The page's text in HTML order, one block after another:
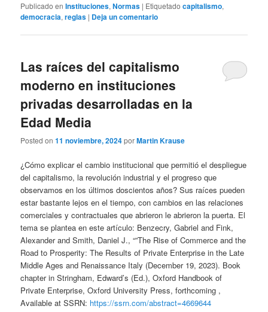
Publicado en Instituciones,Normas | Etiquetado capitalismo,
democracia,reglas | Deja un comentario
Las raíces del capitalismo
moderno en instituciones
privadas desarrolladas en la
Edad Media
Posted on11 noviembre, 2024porMartin Krause
¿Cómo explicar el cambio institucional que permitió el despliegue
del capitalismo, la revolución industrial y el progreso que
observamos en los últimos doscientos años? Sus raíces pueden
estar bastante lejos en el tiempo, con cambios en las relaciones
comerciales y contractuales que abrieron le abrieron la puerta. El
tema se plantea en este artículo: Benzecry, Gabriel and Fink,
Alexander and Smith, Daniel J., “”The Rise of Commerce and the
Road to Prosperity: The Results of Private Enterprise in the Late
Middle Ages and Renaissance Italy (December 19, 2023). Book
chapter in Stringham, Edward’s (Ed.), Oxford Handbook of
Private Enterprise, Oxford University Press, forthcoming ,
Available at SSRN: https://ssrn.com/abstract=4669644